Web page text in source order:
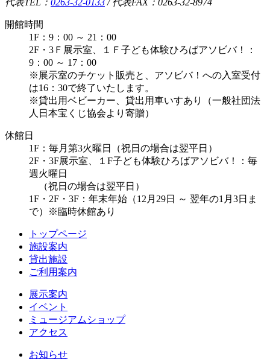
代表TEL： 0263-32-0133 /代表FAX：0263-32-8974
開館時間
1F：9：00 ～ 21：00
2F・3Ｆ展示室、１Ｆ子ども体験ひろばアソビバ！：
9：00 ～ 17：00
※展示室のチケット販売と、アソビバ！への入室受付
は16：30で終了いたします。
※貸出用ベビーカー、貸出用車いすあり（一般社団法
人日本宝くじ協会より寄贈）
休館日
1F：毎月第3火曜日（祝日の場合は翌平日）
2F・3F展示室、１F子ども体験ひろばアソビバ！：毎
週火曜日
（祝日の場合は翌平日）
1F・2F・3F：年末年始（12月29日 ～ 翌年の1月3日ま
で）※臨時休館あり
トップページ
施設案内
貸出施設
ご利用案内
展示案内
イベント
ミュージアムショップ
アクセス
お知らせ